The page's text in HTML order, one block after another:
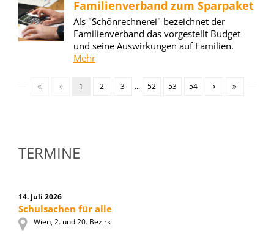
Familienverband zum Sparpaket
Als "Schönrechnerei" bezeichnet der
Familienverband das vorgestellt Budget
und seine Auswirkungen auf Familien.
Mehr
1 2 3 ... 52 53 54
TERMINE
14. Juli 2026
Schulsachen für alle
Wien, 2. und 20. Bezirk